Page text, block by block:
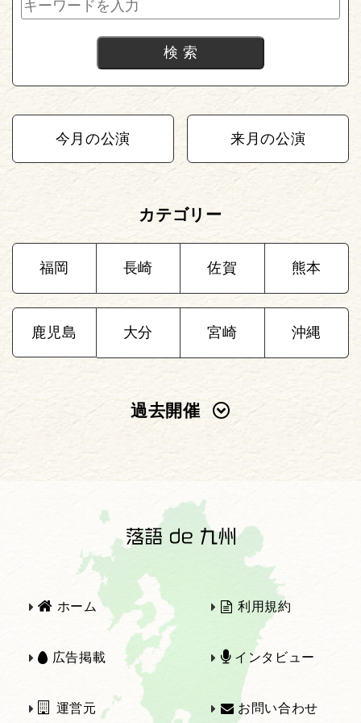
今月の公演 来月の公演
カテゴリー
福岡 長崎 佐賀 熊本
鹿児島 大分 宮崎 沖縄
過去開催
2022年
2021年 2020年
2019年 2018年
2017年 2016年
ホーム 利用規約
広告掲載 インタビュー
運営元 お問い合わせ